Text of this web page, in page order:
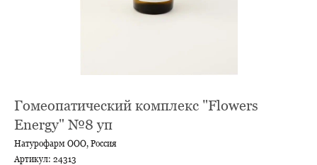
Гомеопатический комплекс "Flowers
Energy" №8 уп
Натурофарм ООО, Россия
Артикул: 24313